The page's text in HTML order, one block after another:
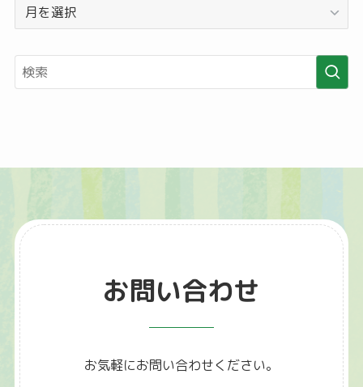
ー
イ
ブ
お問い合わせ
お気軽にお問い合わせください。